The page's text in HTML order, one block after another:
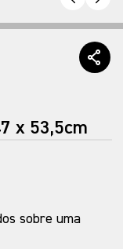
x 53,5cm
sobre uma